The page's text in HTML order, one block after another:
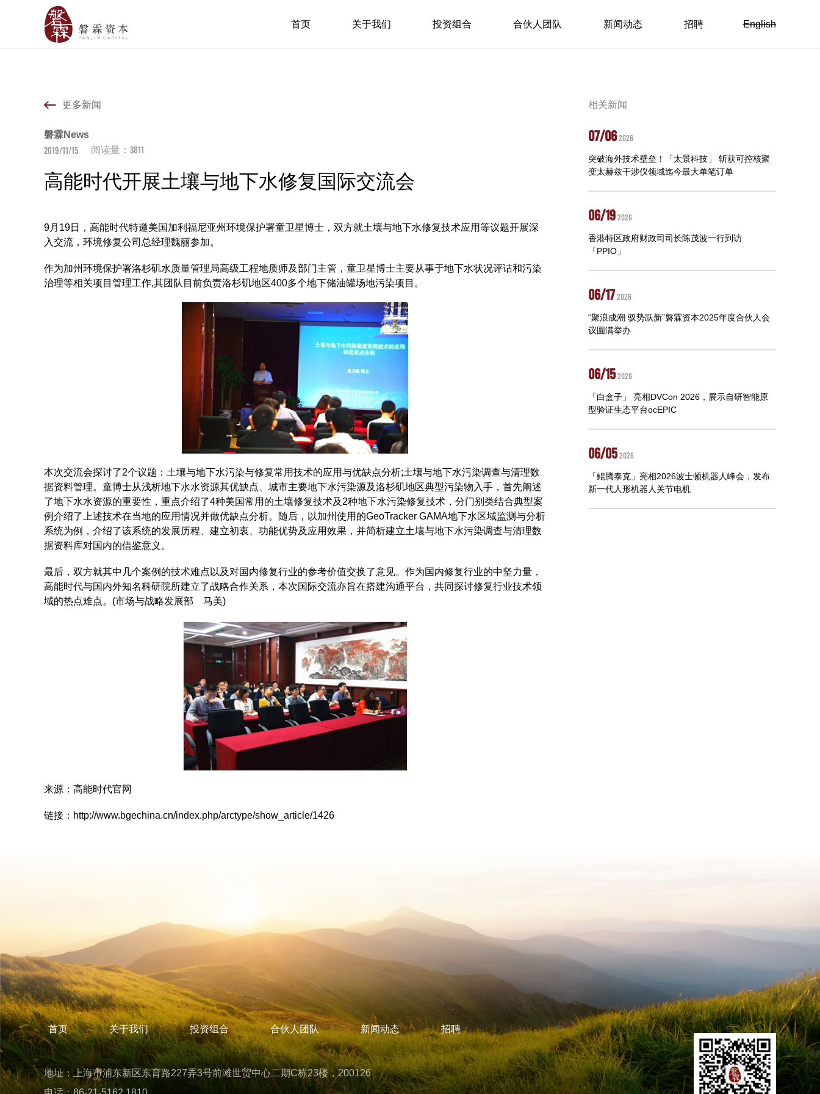
English
首页 关于我们 投资组合 合伙人团队 新闻动态 招聘
更多新闻
磐霖News
2019/11/15 阅读量： 3811
高能时代开展土壤与地下水修复国际交流会
9月19日，高能时代特邀美国加利福尼亚州环境保护署童卫星博士，双方就土壤与地下水修复技术应用等议题开展深
入交流，环境修复公司总经理魏丽参加。
作为加州环境保护署洛杉矶水质量管理局高级工程地质师及部门主管，童卫星博士主要从事于地下水状况评诂和污染
治理等相关项目管理工作,其团队目前负责洛杉矶地区400多个地下储油罐场地污染项目。
本次交流会探讨了2个议题：土壤与地下水污染与修复常用技术的应用与优缺点分析;土壤与地下水污染调查与清理数
据资料管理。童博士从浅析地下水水资源其优缺点、城市主要地下水污染源及洛杉矶地区典型污染物入手，首先阐述
了地下水水资源的重要性，重点介绍了4种美国常用的土壤修复技术及2种地下水污染修复技术，分门别类结合典型案
例介绍了上述技术在当地的应用情况并做优缺点分析。随后，以加州使用的GeoTracker GAMA地下水区域监测与分析
系统为例，介绍了该系统的发展历程、建立初衷、功能优势及应用效果，并简析建立土壤与地下水污染调查与清理数
据资料库对国内的借鉴意义。
最后，双方就其中几个案例的技术难点以及对国内修复行业的参考价值交换了意见。作为国内修复行业的中坚力量，
高能时代与国内外知名科研院所建立了战略合作关系，本次国际交流亦旨在搭建沟通平台，共同探讨修复行业技术领
域的热点难点。(市场与战略发展部 马美)
来源：高能时代官网
链接： http://www.bgechina.cn/index.php/arctype/show_article/1426
相关新闻
07/062026
突破海外技术壁垒！「太景科技」 斩获可控核聚
变太赫兹干涉仪领域迄今最大单笔订单
06/192026
香港特区政府财政司司长陈茂波一行到访
「PPIO」
06/172026
“聚浪成潮 驭势跃新”磐霖资本2025年度合伙人会
议圆满举办
06/152026
「白盒子」 亮相DVCon 2026，展示自研智能原
型验证生态平台ocEPIC
06/052026
「鲲腾泰克」亮相2026波士顿机器人峰会，发布
新一代人形机器人关节电机
首页 关于我们 投资组合 合伙人团队 新闻动态 招聘
地址：上海市浦东新区东育路227弄3号前滩世贸中心二期C栋23楼，200126